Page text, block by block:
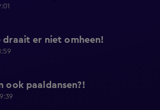
draait er niet omheen!
ook paaldansen?!